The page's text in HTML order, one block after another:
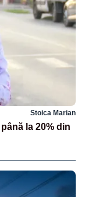
Stoica Marian
la 20% din